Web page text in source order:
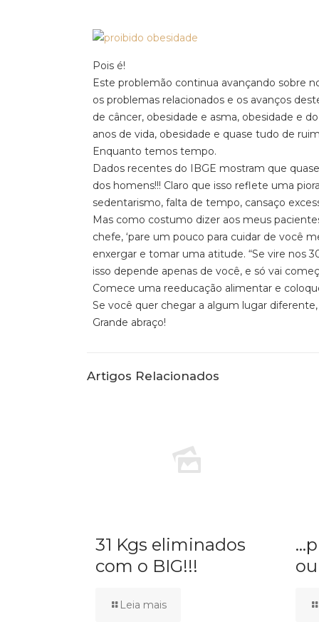
Pois é!
Este problemão continua avançando sobre
os problemas relacionados e os avanços
de câncer, obesidade e asma, obesidade e
anos de vida, obesidade e quase tudo de
Enquanto temos tempo.
Dados recentes do IBGE mostram que
dos homens!!! Claro que isso reflete uma
sedentarismo, falta de tempo, cansaço
Mas como costumo dizer aos meus
chefe, ‘pare um pouco para cuidar de você
enxergar e tomar uma atitude. “Se vire nos
isso depende apenas de você, e só vai
Comece uma reeducação alimentar e
Se você quer chegar a algum lugar
Grande abraço!
Artigos Relacionados
31 Kgs eliminados
com o BIG!!!
Leia mais